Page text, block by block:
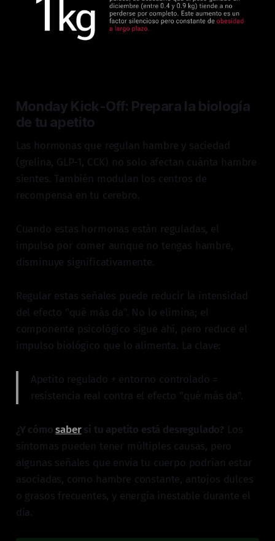
Monday Kick-Off: Prepara la biología
de tu apetito
Las hormonas que regulan hambre y saciedad
(grelina, GLP-1, CCK) no solo afectan cuánta hambre
sientes. También modulan los centros de
recompensa en tu cerebro.
Cuando estas hormonas están reguladas, el
impulso por comer aunque no tengas hambre,
disminuye significativamente.
Regular estas señales puede reducir la intensidad
del efecto "qué más da". No lo elimina; el
componente psicológico sigue ahí, pero reduce el
impulso biológico que lo alimenta. La clave:
Apetito regulado + entorno controlado =
resistencia real contra el efecto "qué más da".
¿Y cómosabersi tu apetito está desregulado? Los
síntomas pueden tener múltiples causas, pero
algunas señales que envía tu cuerpo podrían estar
asociadas, como hambre constante, antojos dulces
o grasos frecuentes, y energía inestable durante el
día.